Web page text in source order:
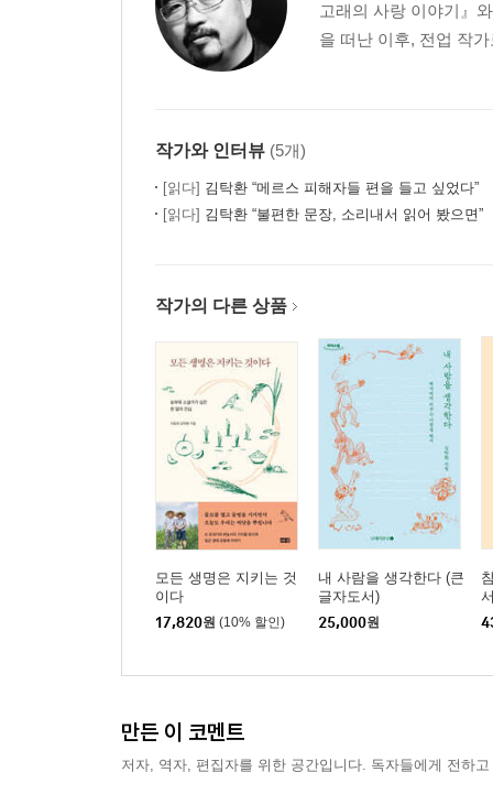
고래의 사랑 이야기』
을 떠난 이후, 전업 작
작가와 인터뷰 (5개)
[읽다] 김탁환 “메르스 피해자들 편을 들고 싶었다”
[읽다] 김탁환 “불편한 문장, 소리내서 읽어 봤으면”
작가의 다른 상품
모든 생명은 지키는 것
이다
17,820원 (10% 할인)
내 사람을 생각한다 (큰
글자도서)
25,000원
만든 이 코멘트
저자, 역자, 편집자를 위한 공간입니다. 독자들에게 전하